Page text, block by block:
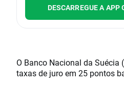
DESCARREGUE A
O Banco Nacional da Suécia
taxas de juro em 25 pontos